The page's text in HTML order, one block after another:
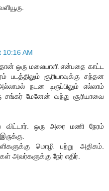
10:16 AM
ஒரு மலையாளி என்பதை காட்ட
படத்திலும் சூரியாவுக்கு சந்தன
நடன டிரூப்பிலும் எல்லாம்
சங்கர் மேனேன் வந்து சூரியாவை
விட்டார். ஒரு அரை மணி நேரம்
மொழி பற்று அதிகம்.
அவர்களுக்கு நேர் எதிர்.